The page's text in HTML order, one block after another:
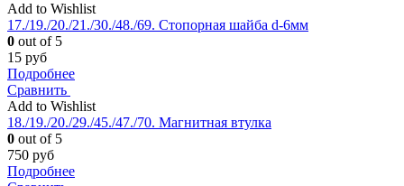
Add to Wishlist
17./19./20./21./30./48./69. Стопорная шайба d-6мм
0 out of 5
15 руб
Подробнее
Сравнить
Add to Wishlist
18./19./20./29./45./47./70. Магнитная втулка
0 out of 5
750 руб
Подробнее